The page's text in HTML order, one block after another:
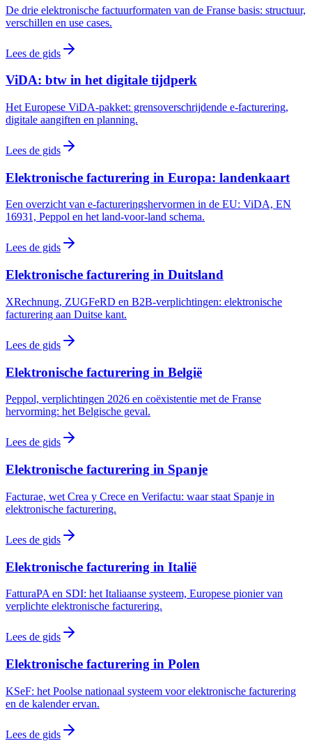
De drie elektronische factuurformaten van de Franse basis: structuur,
verschillen en use cases.
Lees de gids
ViDA: btw in het digitale tijdperk
Het Europese ViDA-pakket: grensoverschrijdende e-facturering,
digitale aangiften en planning.
Lees de gids
Elektronische facturering in Europa: landenkaart
Een overzicht van e-factureringshervormen in de EU: ViDA, EN
16931, Peppol en het land-voor-land schema.
Lees de gids
Elektronische facturering in Duitsland
XRechnung, ZUGFeRD en B2B-verplichtingen: elektronische
facturering aan Duitse kant.
Lees de gids
Elektronische facturering in België
Peppol, verplichtingen 2026 en coëxistentie met de Franse
hervorming: het Belgische geval.
Lees de gids
Elektronische facturering in Spanje
Facturae, wet Crea y Crece en Verifactu: waar staat Spanje in
elektronische facturering.
Lees de gids
Elektronische facturering in Italië
FatturaPA en SDI: het Italiaanse systeem, Europese pionier van
verplichte elektronische facturering.
Lees de gids
Elektronische facturering in Polen
KSeF: het Poolse nationaal systeem voor elektronische facturering
en de kalender ervan.
Lees de gids